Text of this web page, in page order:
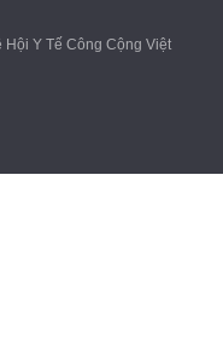
Y Tế Công Cộng Việt